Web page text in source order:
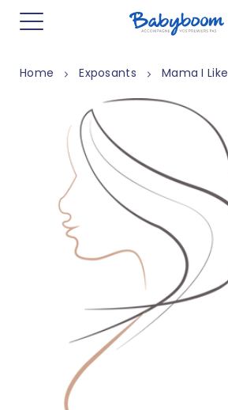
Home Exposants Mama I Like